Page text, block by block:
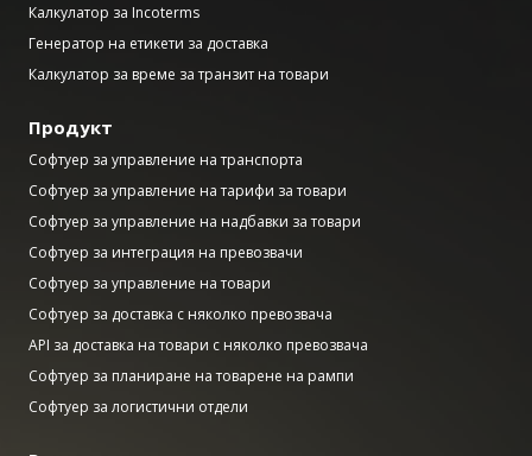
Калкулатор за Incoterms
Генератор на етикети за доставка
Калкулатор за време за транзит на товари
Продукт
Софтуер за управление на транспорта
Софтуер за управление на тарифи за товари
Софтуер за управление на надбавки за товари
Софтуер за интеграция на превозвачи
Софтуер за управление на товари
Софтуер за доставка с няколко превозвача
API за доставка на товари с няколко превозвача
Софтуер за планиране на товарене на рампи
Софтуер за логистични отдели